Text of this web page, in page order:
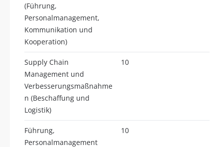
(Führung,
Personalmanagement,
Kommunikation und
Kooperation)
Supply Chain
Management und
Verbesserungsmaßnahme
n (Beschaffung und
Logistik)
10
Führung,
Personalmanagement
10